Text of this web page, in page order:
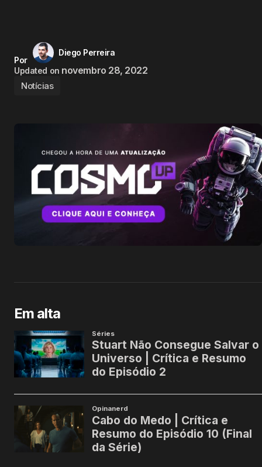
Por
Diego Perreira
Updated on novembro 28, 2022
Notícias
Em alta